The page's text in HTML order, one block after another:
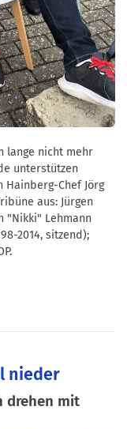
lange nicht mehr
unterstützen
Hainberg-Chef Jörg
aus: Jürgen
"Nikki" Lehmann
2014, sitzend);
nieder
drehen mit